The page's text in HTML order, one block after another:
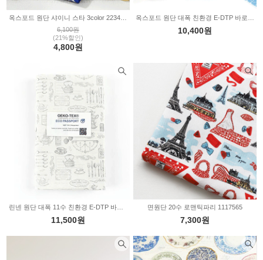
6,100원
(21%할인)
4,800원
10,400원
11,500원
면원단 20수 로맨틱파리 1117565
7,300원